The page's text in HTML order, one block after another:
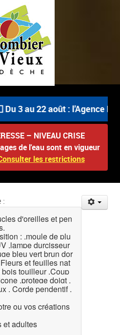
Du 3 au 22 août : l'Agence
– NIVEAU CRISE
de l'eau sont en vigueur
les restrictions
:
d'oreilles et pen
: .moule de plu
.lampe durcisseur
bleu vert brun dor
et feuilles nat
touilleur .Coup
.protege doigt .
. Corde pendentif .
ou vos créations
et adultes